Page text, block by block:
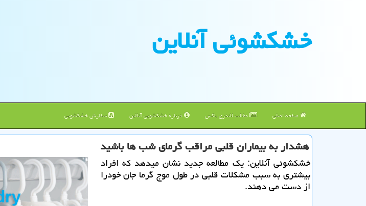
خشكشوئی آنلاین
صفحه اصلی مطالب لاندری باکس درباره خشکشویی آنلاین سفارش خشکشویی
هشدار به بیماران قلبی مراقب گرمای شب ها باشید
خشکشوئی آنلاین: یک مطالعه جدید نشان میدهد که افراد
بیشتری به سبب مشکلات قلبی در طول موج گرما جان خودرا
از دست می دهند.